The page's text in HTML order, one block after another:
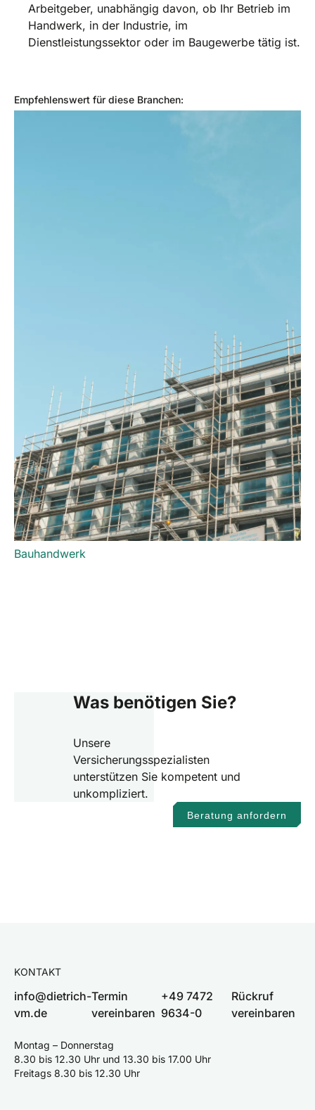
Arbeitgeber, unabhängig davon, ob Ihr Betrieb im
Handwerk, in der Industrie, im
Dienstleistungssektor oder im Baugewerbe tätig ist.
Empfehlenswert für diese Branchen:
Bauhandwerk
Was benötigen Sie?
Unsere
Versicherungsspezialisten
unterstützen Sie kompetent und
unkompliziert.
Beratung anfordern
KONTAKT
info@dietrich-
vm.de
Termin
vereinbaren
+49 7472
9634-0
Rückruf
vereinbaren
Montag – Donnerstag
8.30 bis 12.30 Uhr und 13.30 bis 17.00 Uhr
Freitags 8.30 bis 12.30 Uhr